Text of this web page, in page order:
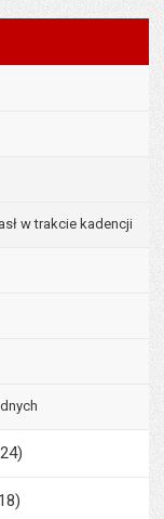
w trakcie kadencji